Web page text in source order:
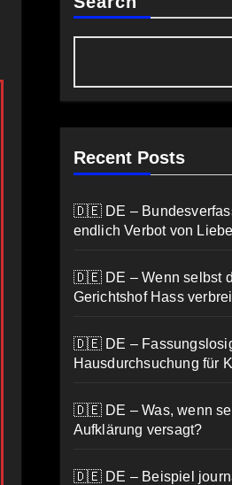
Recent Posts
🇩🇪 DE –
endlich Verbot von
🇩🇪 DE – Wenn selbst
Gerichtshof Hass
🇩🇪 DE –
Hausdurchsuchung für
🇩🇪 DE – Was, wenn
Aufklärung versagt?
🇩🇪 DE – Beispiel